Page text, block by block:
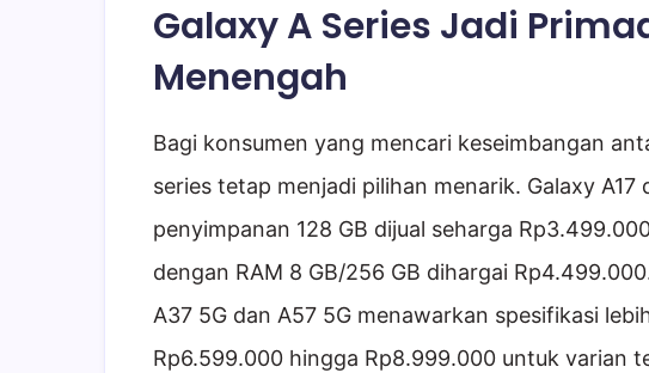
Galaxy A Series Jadi
Menengah
Bagi konsumen yang mencari keseimbangan
series tetap menjadi pilihan menarik. Galaxy A17
penyimpanan 128 GB dijual seharga
dengan RAM 8 GB/256 GB dihargai
A37 5G dan A57 5G menawarkan spesifikasi
Rp6.599.000 hingga Rp8.999.000 untuk varian